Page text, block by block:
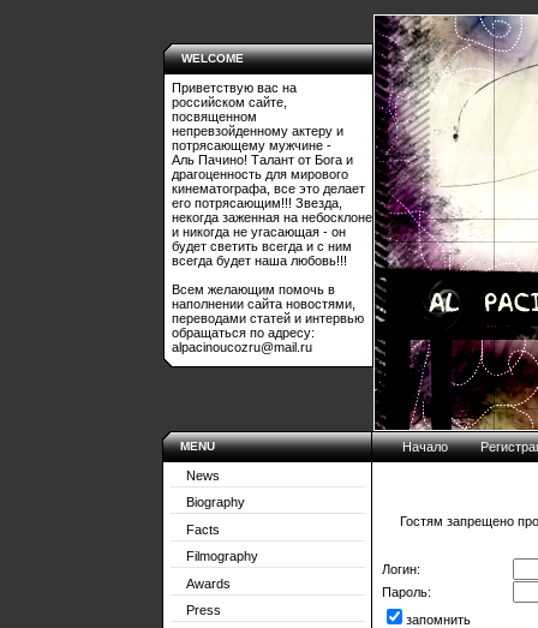
WELCOME
Приветствую вас на
российском сайте,
посвященном
непревзойденному актеру и
потрясающему мужчине -
Аль Пачино! Талант от Бога и
драгоценность для мирового
кинематографа, все это делает
его потрясающим!!! Звезда,
некогда заженная на небосклоне
и никогда не угасающая - он
будет светить всегда и с ним
всегда будет наша любовь!!!
Всем желающим помочь в
наполнении сайта новостями,
переводами статей и интервью
обращаться по адресу:
alpacinoucozru@mail.ru
MENU
News
Biography
Facts
Filmography
Awards
Press
Начало
Гостям запрещено
Логин:
Пароль:
запомнить